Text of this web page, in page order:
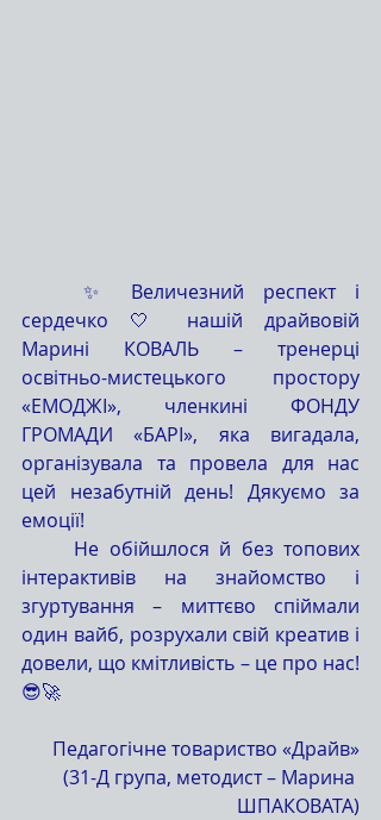
сердечко 🤍 нашій драйвовій
Марині КОВАЛЬ – тренерці
освітньо-мистецького простору
«ЕМОДЖІ», членкині ФОНДУ
ГРОМАДИ «БАРІ», яка вигадала,
організувала та провела для нас
цей незабутній день! Дякуємо за
емоції!
інтерактивів на знайомство і
згуртування – миттєво спіймали
один вайб, розрухали свій креатив і
довели, що кмітливість – це про нас!
😎🚀
Педагогічне товариство «Драйв»
(31-Д група, методист – Марина
ШПАКОВАТА)